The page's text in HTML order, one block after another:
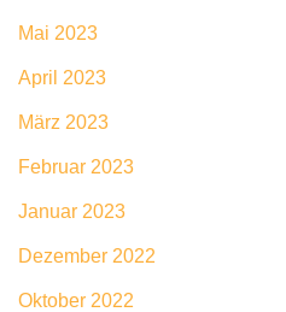
Mai 2023
April 2023
März 2023
Februar 2023
Januar 2023
Dezember 2022
Oktober 2022